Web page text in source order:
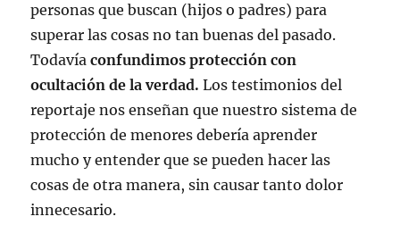
personas que buscan (hijos o padres) para
superar las cosas no tan buenas del pasado.
Todavía confundimos protección con
ocultación de la verdad. Los testimonios del
reportaje nos enseñan que nuestro sistema de
protección de menores debería aprender
mucho y entender que se pueden hacer las
cosas de otra manera, sin causar tanto dolor
innecesario.